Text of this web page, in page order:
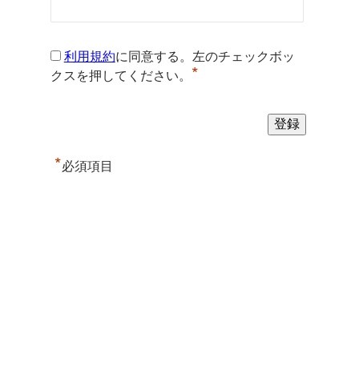
利用規約に同意する。左のチェックボッ
クスを押してください。 *
*必須項目